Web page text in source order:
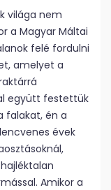
világa nem
a Magyar Máltai
felé fordulni
amelyet a
együtt festettük
falakat, én a
évek
Amikor a